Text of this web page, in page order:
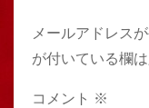
メールアドレス
が付いている欄
コメント ※